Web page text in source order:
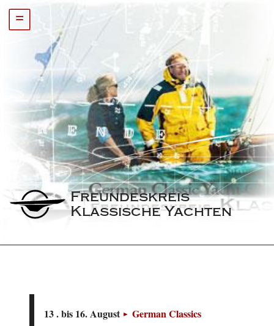
=
Freundeskreis
Klassische Yachten
13 . bis 16. August German Classics